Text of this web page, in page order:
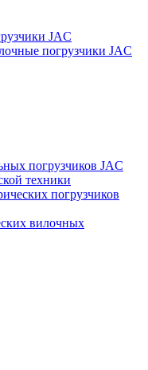
JAC
погрузчики JAC
погрузчиков JAC
техники
погрузчиков
вилочных